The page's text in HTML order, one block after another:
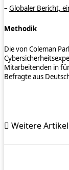
–Globaler Bericht,
Methodik
Die von Coleman
Mitarbeitenden in
Befragte aus
Weitere